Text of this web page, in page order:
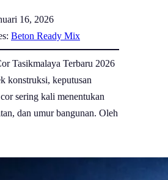
16, 2026
Beton Ready Mix
Tasikmalaya Terbaru 2026
konstruksi, keputusan
sering kali menentukan
dan umur bangunan. Oleh